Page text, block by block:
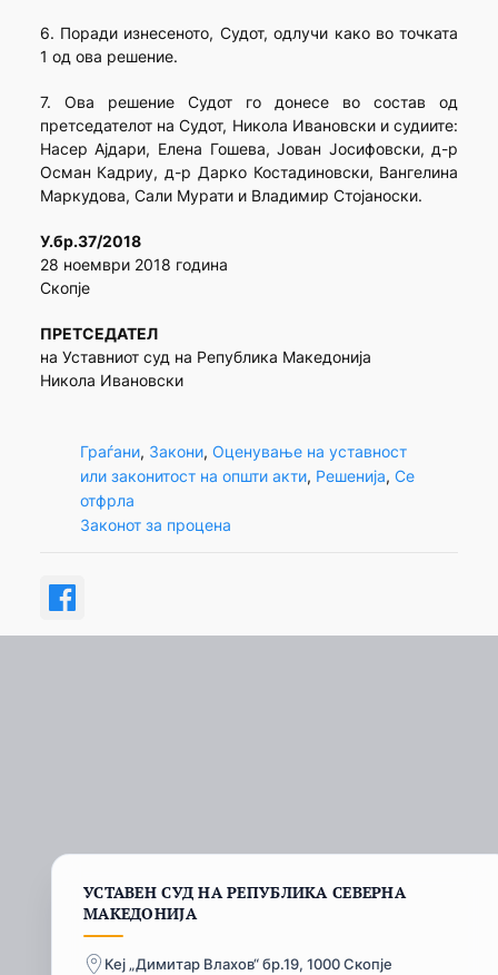
6. Поради изнесеното, Судот, одлучи како во точката
1 од ова решение.
7. Ова решение Судот го донесе во состав од
претседателот на Судот, Никола Ивановски и судиите:
Насер Ајдари, Елена Гошева, Јован Јосифовски, д-р
Осман Кадриу, д-р Дарко Костадиновски, Вангелина
Маркудова, Сали Мурати и Владимир Стојаноски.
У.бр.37/2018
28 ноември 2018 година
Скопје
ПРЕТСЕДАТЕЛ
на Уставниот суд на Република Македонија
Никола Ивановски
Граѓани, Закони, Оценување на уставност
или законитост на општи акти, Решенија, Се
отфрла
Законот за процена
УСТАВЕН СУД НА РЕПУБЛИКА СЕВЕРНА
МАКЕДОНИЈА
Кеј „Димитар Влахов“ бр.19, 1000 Скопје